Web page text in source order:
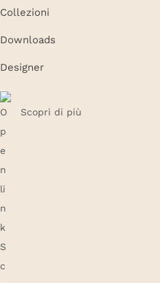
Collezioni
Downloads
Designer
Scopri di più